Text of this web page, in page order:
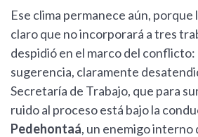
Ese clima permanece aún, porque
claro que no incorporará a tres
despidió en el marco del conflicto:
sugerencia, claramente
Secretaría de Trabajo, que para
ruido al proceso está bajo la
Pedehontaá, un enemigo interno